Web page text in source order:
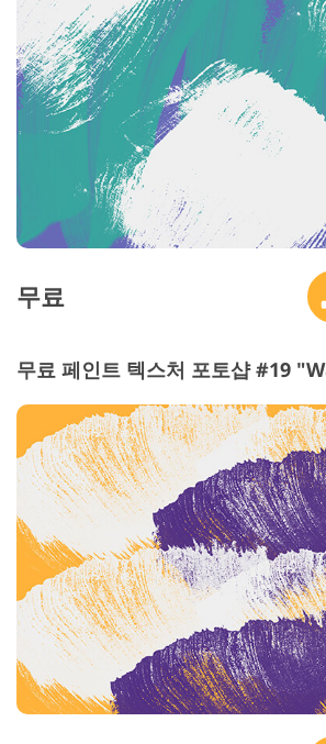
무료
무료 페인트 텍스처 포토샵 #19